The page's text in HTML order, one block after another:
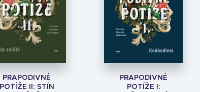
PRAPODIVNÉ
POTÍŽE II: STÍN
PRAPODIVNÉ
POTÍŽE I: